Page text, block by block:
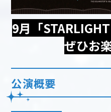
9月「
ぜひお
公演概要